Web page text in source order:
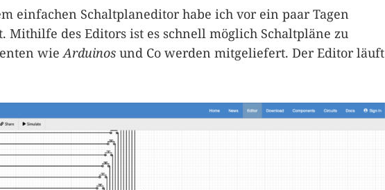
einfachen Schaltplaneditor habe ich vor ein paar Tagen
Mithilfe des Editors ist es schnell möglich Schaltpläne zu
wieArduinos und Co werden mitgeliefert. Der Editor läuft